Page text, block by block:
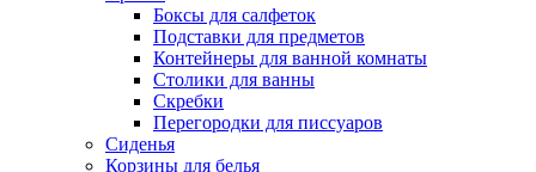
Боксы для салфеток
Подставки для предметов
Контейнеры для ванной комнаты
Столики для ванны
Скребки
Перегородки для писсуаров
Сиденья
Корзины для белья